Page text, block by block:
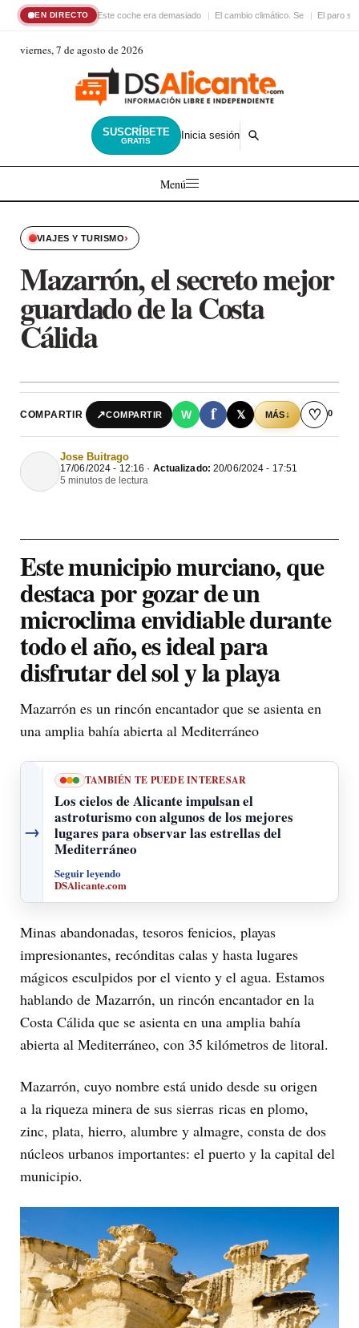
EN DIRECTO Este coche era demasiado El cambio climático. Se El paro
viernes, 7 de agosto de 2026
SUSCRÍBETE
GRATIS Inicia sesión
Menú
VIAJES Y TURISMO›
Mazarrón, el secreto mejor
guardado de la Costa
Cálida
COMPARTIR ↗COMPARTIR W f 𝕏 MÁS↓ ♡ 0
Jose Buitrago
17/06/2024 - 12:16 · Actualizado: 20/06/2024 - 17:51
5 minutos de lectura
Este municipio murciano, que
destaca por gozar de un
microclima envidiable durante
todo el año, es ideal para
disfrutar del sol y la playa
Mazarrón es un rincón encantador que se asienta en
una amplia bahía abierta al Mediterráneo
→
TAMBIÉN TE PUEDE INTERESAR
Los cielos de Alicante impulsan el
astroturismo con algunos de los mejores
lugares para observar las estrellas del
Mediterráneo
Seguir leyendo
DSAlicante.com
Minas abandonadas, tesoros fenicios, playas
impresionantes, recónditas calas y hasta lugares
mágicos esculpidos por el viento y el agua. Estamos
hablando de Mazarrón, un rincón encantador en la
Costa Cálida que se asienta en una amplia bahía
abierta al Mediterráneo, con 35 kilómetros de litoral.
Mazarrón, cuyo nombre está unido desde su origen
a la riqueza minera de sus sierras ricas en plomo,
zinc, plata, hierro, alumbre y almagre, consta de dos
núcleos urbanos importantes: el puerto y la capital del
municipio.